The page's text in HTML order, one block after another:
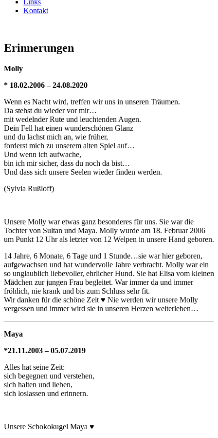
Links
Kontakt
Erinnerungen
Molly
* 18.02.2006 – 24.08.2020
Wenn es Nacht wird, treffen wir uns in unseren Träumen.
Da stehst du wieder vor mir…
mit wedelnder Rute und leuchtenden Augen.
Dein Fell hat einen wunderschönen Glanz
und du lachst mich an, wie früher,
forderst mich zu unserem alten Spiel auf…
Und wenn ich aufwache,
bin ich mir sicher, dass du noch da bist…
Und dass sich unsere Seelen wieder finden werden.
(Sylvia Rußloff)
Unsere Molly war etwas ganz besonderes für uns. Sie war die
Tochter von Sultan und Maya. Molly wurde am 18. Februar 2006
um Punkt 12 Uhr als letzter von 12 Welpen in unsere Hand geboren.
14 Jahre, 6 Monate, 6 Tage und 1 Stunde…sie war hier geboren,
aufgewachsen und hat wundervolle Jahre verbracht. Molly war ein
so unglaublich liebevoller, ehrlicher Hund. Sie hat Elisa vom kleinen
Mädchen zur jungen Frau begleitet. War immer da und immer
fröhlich, nie krank und bis zum Schluss sehr fit.
Wir danken für die schöne Zeit ♥ Nie werden wir unsere Molly
vergessen und immer wird sie in unseren Herzen weiterleben…
Maya
*21.11.2003 – 05.07.2019
Alles hat seine Zeit:
sich begegnen und verstehen,
sich halten und lieben,
sich loslassen und erinnern.
Unsere Schokokugel Maya ♥